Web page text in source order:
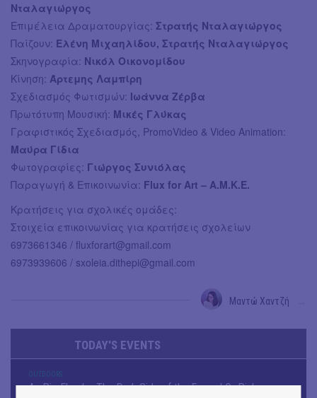
Νταλαγιώργος
Επιμέλεια Δραματουργίας: Στρατής Νταλαγιώργος
Παίζουν: Ελένη Μιχαηλίδου, Στρατής Νταλαγιώργος
Σκηνογραφία: Νικόλ Οικονομίδου
Κίνηση: Άρτεμης Λαμπίρη
Σχεδιασμός Φωτισμών: Ιωάννα Ζέρβα
Πρωτότυπη Μουσική: Μικές Γλύκας
Γραφιστικός Σχεδιασμός, PromoVideo & Video Animation:
Μαύρα Γίδια
Φωτογραφίες: Γιώργος Συνιόλας
Παραγωγή & Επικοινωνία: Flux for Art – Α.Μ.Κ.Ε.
Κρατήσεις για σχολικές ομάδες:
Στοιχεία επικοινωνίας για κρατήσεις σχολείων
6973661346 / fluxforart@gmail.com
6973939606 / sxoleia.dithepi@gmail.com
Μαντώ Χαντζή
TODAY'S EVENTS
OUTDΟORS
4ο Pig Floyd – The Dark Side of the Γρουν | Οι Pink